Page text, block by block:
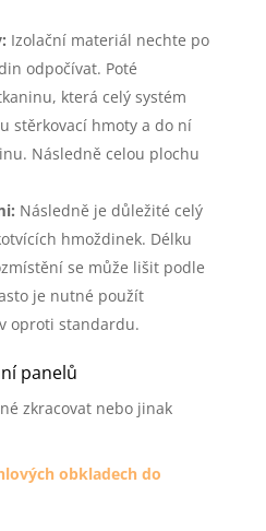
Izolační materiál nechte po
odpočívat. Poté
která celý systém
stěrkovací hmoty a do ní
Následně celou plochu
Následně je důležité celý
hmoždinek. Délku
se může lišit podle
je nutné použít
oproti standardu.
panelů
zkracovat nebo jinak
obkladech do